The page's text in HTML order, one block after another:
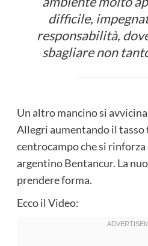
difficile,
responsabilità,
sbagliare non
Un altro mancino si
Allegri aumentando il tasso
centrocampo che si
argentino Bentancur. La
prendere forma.
Ecco il Video: